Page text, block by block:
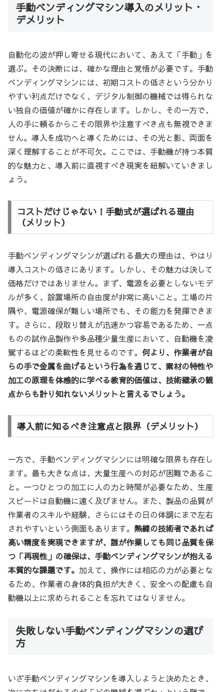
手動ベンディングマシン導入のメリット・
デメリット
自動化の波が押し寄せる現代において、あえて「手動」を
選ぶ。その決断には、確かな理由と覚悟が必要です。手動
ベンディングマシンには、初期コストの低さという分かり
やすい利点だけでなく、デジタル制御の機械では得られな
い独自の価値が確かに存在します。しかし、その一方で、
人の手に頼るからこその限界や注意すべき点も無視できま
せん。導入を成功へと導くためには、その光と影、両面を
深く理解することが不可欠。ここでは、手動機が持つ本質
的な魅力と、導入前に直視すべき現実を紐解いていきまし
ょう。
コストだけじゃない！手動式が選ばれる理由
（メリット）
手動ベンディングマシンが選ばれる最大の理由は、やはり
導入コストの低さにあります。しかし、その魅力は決して
価格だけではありません。まず、電源を必要としないモデ
ルが多く、設置場所の自由度が非常に高いこと。工場の片
隅や、電源確保が難しい場所でも、その能力を発揮できま
す。さらに、段取り替えが迅速かつ容易であるため、一点
ものの試作品製作や多品種少量生産において、自動機を凌
駕するほどの柔軟性を見せるのです。 何より、作業者が自
らの手で金属を曲げるという行為を通じて、素材の特性や
加工の原理を体感的に学べる教育的価値は、技術継承の観
点からも計り知れないメリットと言えるでしょう。
導入前に知るべき注意点と限界（デメリット）
一方で、手動ベンディングマシンには明確な限界も存在し
ます。最も大きな点は、大量生産への対応が困難であるこ
と。一つひとつの加工に人の力と時間が必要なため、生産
スピードは自動機に遠く及びません。また、製品の品質が
作業者のスキルや経験、さらにはその日の体調にまで左右
されやすいという側面もあります。 熟練の技術者であれば
高い精度を実現できますが、誰が作業しても同じ品質を保
つ「再現性」の確保は、手動ベンディングマシンが抱える
本質的な課題です。 加えて、操作には相応の力が必要とな
るため、作業者の身体的負担が大きく、安全への配慮も自
動機以上に求められることを忘れてはなりません。
失敗しない手動ベンディングマシンの選び
方
いざ手動ベンディングマシンを導入しようと決めたとき、